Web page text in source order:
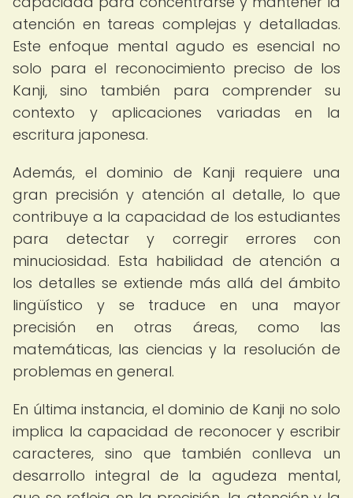
atención en tareas complejas y detalladas.
Este enfoque mental agudo es esencial no
solo para el reconocimiento preciso de los
Kanji, sino también para comprender su
contexto y aplicaciones variadas en la
escritura japonesa.
Además, el dominio de Kanji requiere una
gran precisión y atención al detalle, lo que
contribuye a la capacidad de los estudiantes
para detectar y corregir errores con
minuciosidad. Esta habilidad de atención a
los detalles se extiende más allá del ámbito
lingüístico y se traduce en una mayor
precisión en otras áreas, como las
matemáticas, las ciencias y la resolución de
problemas en general.
En última instancia, el dominio de Kanji no solo
implica la capacidad de reconocer y escribir
caracteres, sino que también conlleva un
desarrollo integral de la agudeza mental,